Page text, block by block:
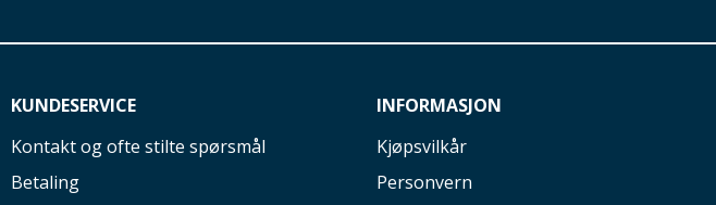
KUNDESERVICE
Kontakt og ofte stilte spørsmål
Betaling
INFORMASJON
Kjøpsvilkår
Personvern